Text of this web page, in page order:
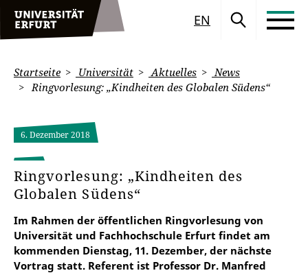
EN
Startseite Universität Aktuelles
News
Ringvorlesung: „Kindheiten des Globalen Südens“
6. Dezember 2018
Ringvorlesung: „Kindheiten des
Globalen Südens“
Im Rahmen der öffentlichen Ringvorlesung von
Universität und Fachhochschule Erfurt findet am
kommenden Dienstag, 11. Dezember, der nächste
Vortrag statt. Referent ist Professor Dr. Manfred